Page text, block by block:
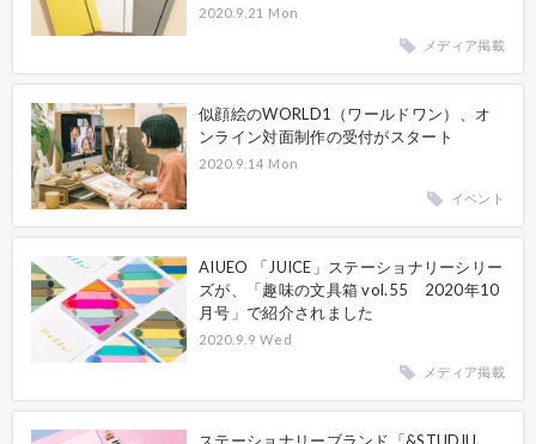
2020.9.21 Mon
メディア掲載
似顔絵のWORLD1（ワールドワン）、オ
ンライン対面制作の受付がスタート
2020.9.14 Mon
イベント
AIUEO 「JUICE」ステーショナリーシリー
ズが、「趣味の文具箱 vol.55 2020年10
月号」で紹介されました
2020.9.9 Wed
メディア掲載